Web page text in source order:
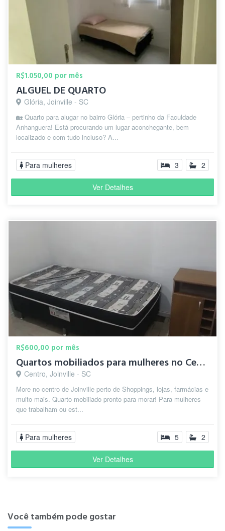
R$1.050,00 por mês
ALGUEL DE QUARTO
Glória, Joinville - SC
🏡 Quarto para alugar no bairro Glória – pertinho da Faculdade
Anhanguera! Está procurando um lugar aconchegante, bem
localizado e com tudo incluso? A...
Para mulheres 3 2
Ver Detalhes
R$600,00 por mês
Quartos mobiliados para mulheres no Centro de Joinville
Centro, Joinville - SC
More no centro de Joinville perto de Shoppings, lojas, farmácias e
muito mais. Quarto mobiliado pronto para morar! Para mulheres
que trabalham ou est...
Para mulheres 5 2
Ver Detalhes
Você também pode gostar